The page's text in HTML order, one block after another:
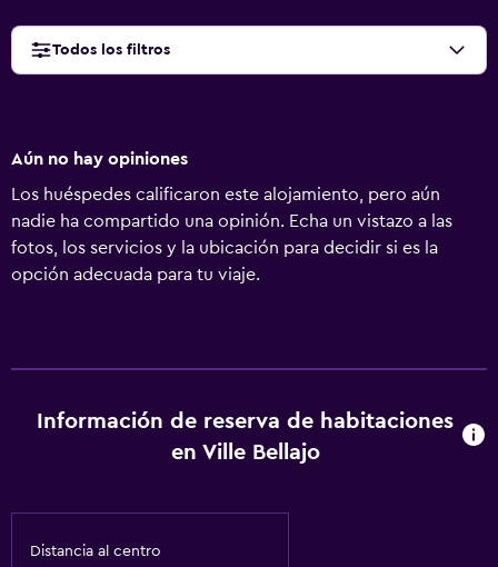
Todos los filtros
Aún no hay opiniones
Los huéspedes calificaron este alojamiento, pero aún
nadie ha compartido una opinión. Echa un vistazo a las
fotos, los servicios y la ubicación para decidir si es la
opción adecuada para tu viaje.
Información de reserva de habitaciones
en Ville Bellajo
Distancia al centro